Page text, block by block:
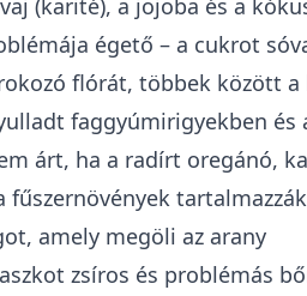
(karité), a jojoba és a
égető – a cukrot
flórát, többek között a
faggyúmirigyekben
árt, ha a radírt oregánó,
amely megöli az arany
zsíros és problémás